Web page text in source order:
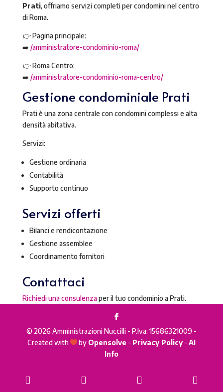
Prati, offriamo servizi completi per condomini nel centro
di Roma.
👉 Pagina principale:
➡️ /amministratore-condominio-roma/
👉 Roma Centro:
➡️ /amministratore-condominio-roma-centro/
Gestione condominiale Prati
Prati è una zona centrale con condomini complessi e alta
densità abitativa.
Servizi:
Gestione ordinaria
Contabilità
Supporto continuo
Servizi offerti
Bilanci e rendicontazione
Gestione assemblee
Coordinamento fornitori
Contattaci
Richiedi una consulenzaper il tuo condominio a Prati.
© 2026 Amministrazioni Nuccilli - P.Iva: 15686321009 -
Created with by Opensolve - Privacy Policy- AI
Info
WhatsApp